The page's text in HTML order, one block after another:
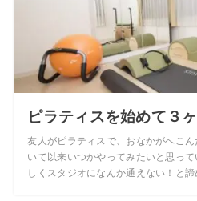
ピラティスを始めて３
友人がピラティスで、おなかがへこ
いて以来いつかやってみたいと思っ
しくスタジオになんか通えない！と諦